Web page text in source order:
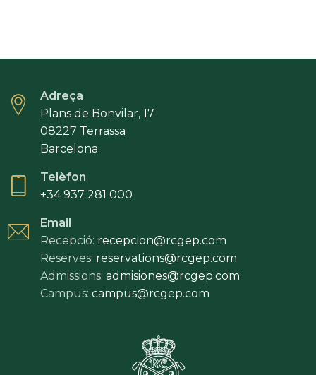
Adreça
Plans de Bonvilar, 17
08227 Terrassa
Barcelona
Telèfon
+34 937 281 000
Email
Recepció: recepcion@rcgep.com
Reserves: reservations@rcgep.com
Admissions: admisiones@rcgep.com
Campus: campus@rcgep.com